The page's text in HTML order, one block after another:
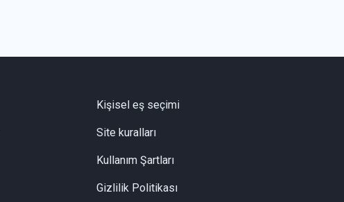
Kişisel eş seçimi
Site kuralları
Kullanım Şartları
Gizlilik Politikası